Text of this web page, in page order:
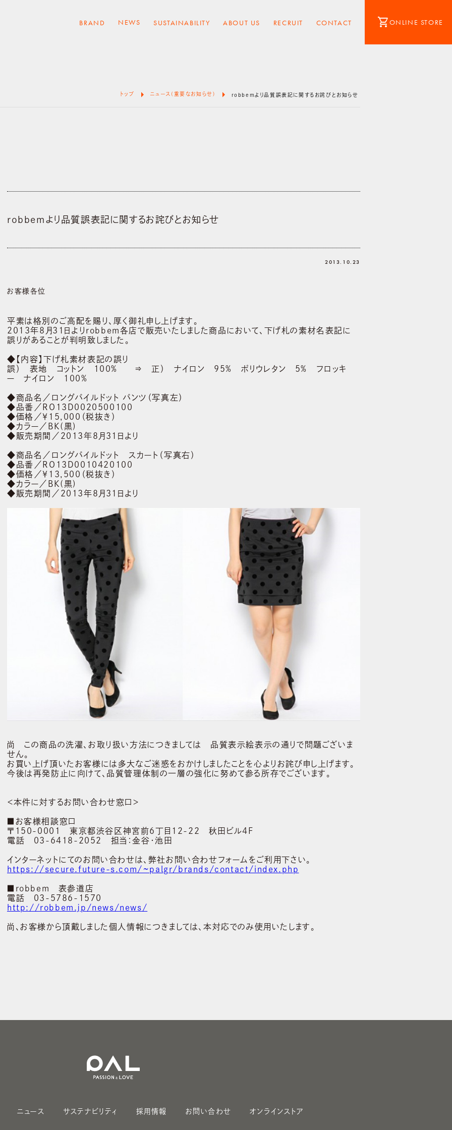
BRAND NEWS SUSTAINABILITY ABOUT US RECRUIT CONTACT shopping_cartONLINE STORE
トップ arrow_right ニュース(重要なお知らせ) arrow_right robbemより品質誤表記に関するお詫びとお知らせ
robbemより品質誤表記に関するお詫びとお知らせ
2013.10.23
お客様各位
平素は格別のご高配を賜り、厚く御礼申し上げます。
2013年8月31日よりrobbem各店で販売いたしました商品において、下げ札の素材名表記に
誤りがあることが判明致しました。
◆【内容】下げ札素材表記の誤り
誤） 表地 コットン 100% ⇒ 正） ナイロン 95% ポリウレタン 5% フロッキ
ー ナイロン 100%
◆商品名／ロングパイルドット パンツ（写真左）
◆品番／RO13D0020500100
◆価格／￥15,000（税抜き）
◆カラー／BK(黒)
◆販売期間／2013年8月31日より
◆商品名／ロングパイルドット スカート（写真右）
◆品番／RO13D0010420100
◆価格／￥13,500（税抜き）
◆カラー／BK(黒)
◆販売期間／2013年8月31日より
尚 この商品の洗濯、お取り扱い方法につきましては 品質表示絵表示の通りで問題ございま
せん。
お買い上げ頂いたお客様には多大なご迷惑をおかけしましたことを心よりお詫び申し上げます。
今後は再発防止に向けて、品質管理体制の一層の強化に努めて参る所存でございます。
＜本件に対するお問い合わせ窓口＞
■お客様相談窓口
〒150-0001 東京都渋谷区神宮前6丁目12-22 秋田ビル4F
電話 03-6418-2052 担当：金谷・池田
インターネットにてのお問い合わせは、弊社お問い合わせフォームをご利用下さい。
https://secure.future-s.com/~palgr/brands/contact/index.php
■robbem 表参道店
電話 03-5786-1570
http://robbem.jp/news/news/
尚、お客様から頂戴しました個人情報につきましては、本対応でのみ使用いたします。
ニュース サステナビリティ 採用情報 お問い合わせ オンラインストア